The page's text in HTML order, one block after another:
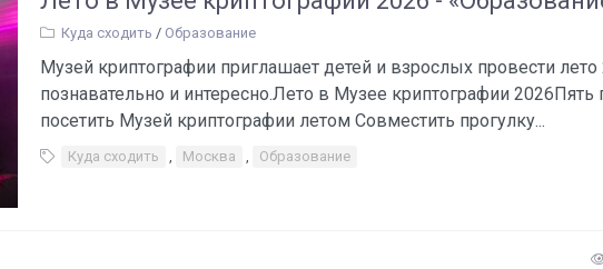
Куда сходить / Образование
Музей криптографии приглашает детей и взрослых провести лето
познавательно и интересно.Лето в Музее криптографии 2026Пять
посетить Музей криптографии летом Совместить прогулку...
Куда сходить , Москва , Образование